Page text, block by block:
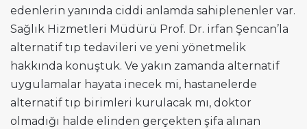
edenlerin yanında ciddi anlamda sahiplenenler var.
Sağlık Hizmetleri Müdürü Prof. Dr. irfan Şencan’la
alternatif tıp tedavileri ve yeni yönetmelik
hakkında konuştuk. Ve yakın zamanda alternatif
uygulamalar hayata inecek mi, hastanelerde
alternatif tıp birimleri kurulacak mı, doktor
olmadığı halde elinden gerçekten şifa alınan